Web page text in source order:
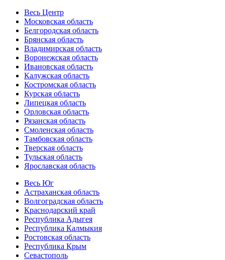
Весь Центр
Московская область
Белгородская область
Брянская область
Владимирская область
Воронежская область
Ивановская область
Калужская область
Костромская область
Курская область
Липецкая область
Орловская область
Рязанская область
Смоленская область
Тамбовская область
Тверская область
Тульская область
Ярославская область
Весь Юг
Астраханская область
Волгоградская область
Краснодарский край
Республика Адыгея
Республика Калмыкия
Ростовская область
Республика Крым
Севастополь